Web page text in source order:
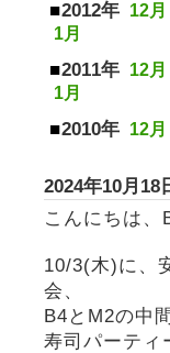
2012年 12月
1月
2011年 12月
1月
2010年 12月
2024年10
こんにちは、
10/3(木)に、
会、
B4とM2の中
寿司パーティ